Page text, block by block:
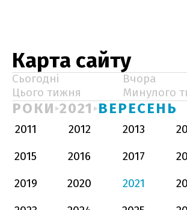
Карта сайту
Сьогодні
Вчора
Цього тижня
Минулого
РОКИ 2021 ВЕРЕСЕНЬ
2011 2012 2013
2015
2016 2017
2019
2020 2021